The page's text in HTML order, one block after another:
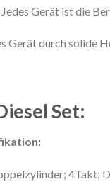
Jedes Gerät ist die
Gerät durch solide
Set:
4Takt;